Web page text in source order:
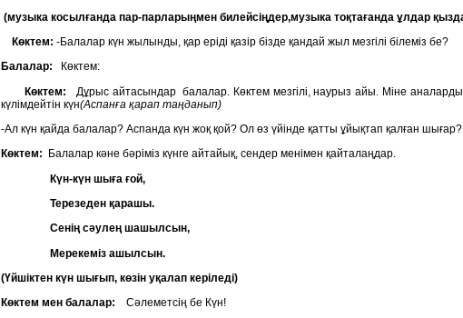
(музыка косылғанда пар-парларыңмен билейсіңдер,музыка тоқтағанда ұлдар
Көктем: -Балалар күн жылынды, қар еріді қазір бізде қандай жыл мезгілі білеміз бе?
Балалар: Көктем:
Көктем: Дұрыс айтасындар балалар. Көктем мезгілі, наурыз айы. Міне
күлімдейтін күн(Аспанға қарап таңданып)
-Ал күн қайда балалар? Аспанда күн жоқ қой? Ол өз үйінде қатты ұйықтап қалған
Көктем: Балалар кәне бәріміз күнге айтайық, сендер менімен қайталаңдар.
Күн-күн шыға ғой,
Терезеден қарашы.
Сенің сәулең шашылсын,
Мерекеміз ашылсын.
(Үйшіктен күн шығып, көзін уқалап керіледі)
Көктем мен балалар: Сәлеметсің бе Күн!